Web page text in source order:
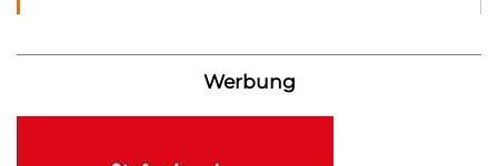
Werbung